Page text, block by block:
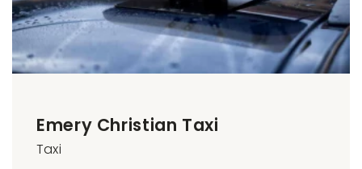
Emery Christian Taxi
Taxi